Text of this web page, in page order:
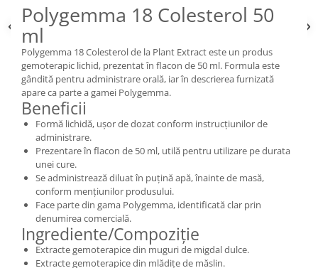
Polygemma 18 Colesterol 50
ml
Polygemma 18 Colesterol de la Plant Extract este un produs
gemoterapic lichid, prezentat în flacon de 50 ml. Formula este
gândită pentru administrare orală, iar în descrierea furnizată
apare ca parte a gamei Polygemma.
Beneficii
Formă lichidă, ușor de dozat conform instrucțiunilor de
administrare.
Prezentare în flacon de 50 ml, utilă pentru utilizare pe durata
unei cure.
Se administrează diluat în puțină apă, înainte de masă,
conform mențiunilor produsului.
Face parte din gama Polygemma, identificată clar prin
denumirea comercială.
Ingrediente/Compoziție
Extracte gemoterapice din muguri de migdal dulce.
Extracte gemoterapice din mlădițe de măslin.